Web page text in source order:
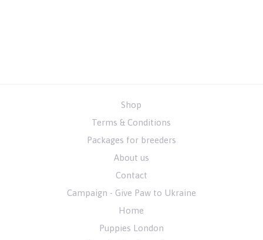
Shop
Terms & Conditions
Packages for breeders
About us
Contact
Campaign - Give Paw to Ukraine
Home
Puppies London